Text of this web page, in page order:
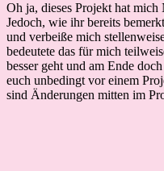
Oh ja, dieses Projekt hat
Jedoch, wie ihr bereits
und verbeiße mich
bedeutete das für mich
besser geht und am Ende
euch unbedingt vor einem
sind Änderungen mitten im